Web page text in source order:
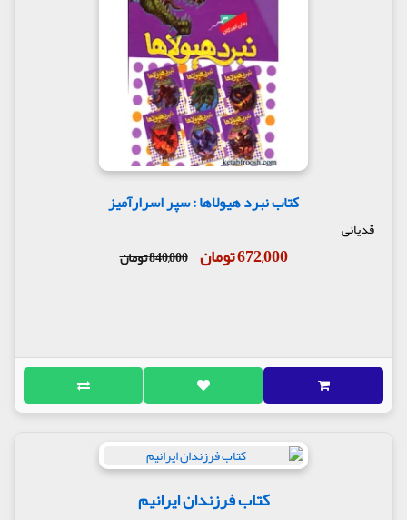
کتاب نبرد هیولاها : سپر اسرارآمیز
قدیانی
672,000 تومان 840,000 تومان
کتاب فرزندان ایرانیم